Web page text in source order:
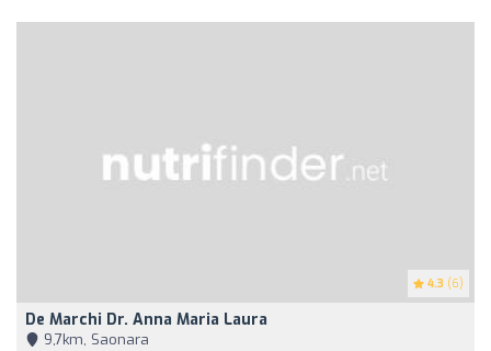
4.3 (6)
De Marchi Dr. Anna Maria Laura
9,7km, Saonara